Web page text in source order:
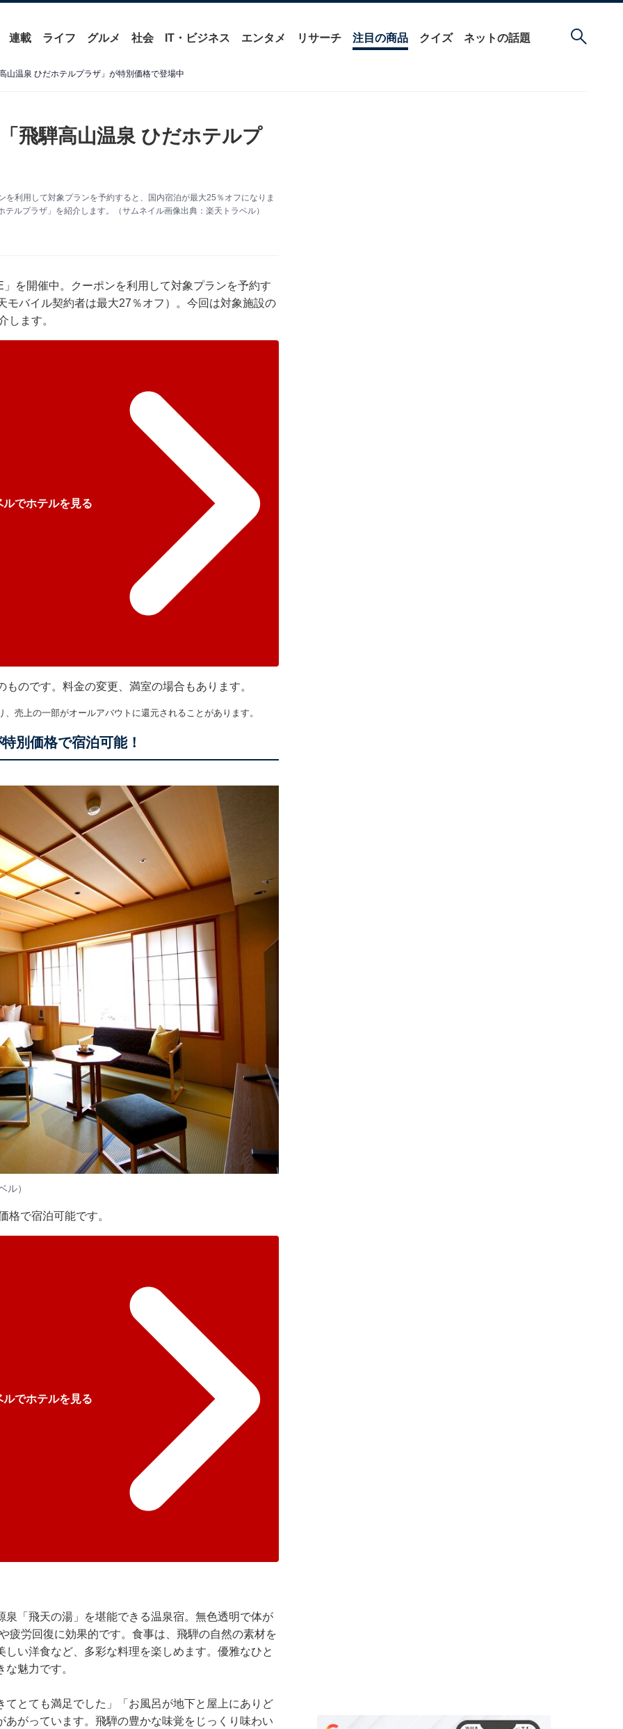
連載 ライフ グルメ 社会 IT・ビジネス エンタメ リサーチ 注目の商品 クイズ ネットの話題
山温泉 ひだホテルプラザ」が特別価格で登場中
飛騨高山温泉 ひだホテルプ
利用して対象プランを予約すると、国内宿泊が最大25％オフになりま
ルプラザ」を紹介します。（サムネイル画像出典：楽天トラベル）
を開催中。クーポンを利用して対象プランを予約す
バイル契約者は最大27％オフ）。今回は対象施設の
します。
でホテルを見る
のです。料金の変更、満室の場合もあります。
売上の一部がオールアバウトに還元されることがあります。
別価格で宿泊可能！
ル）
格で宿泊可能です。
でホテルを見る
「飛天の湯」を堪能できる温泉宿。無色透明で体が
疲労回復に効果的です。食事は、飛騨の自然の素材を
い洋食など、多彩な料理を楽しめます。優雅なひと
魅力です。
とても満足でした」「お風呂が地下と屋上にありど
がっています。飛騨の豊かな味覚をじっくり味わい